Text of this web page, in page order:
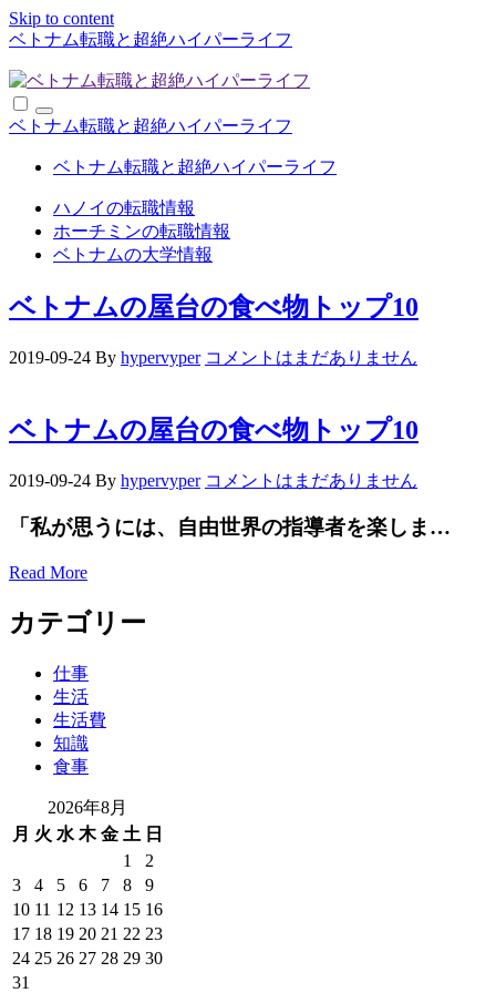
Skip to content
ベトナム転職と超絶ハイパーライフ
ベトナム転職と超絶ハイパーライフ
ベトナム転職と超絶ハイパーライフ
ハノイの転職情報
ホーチミンの転職情報
ベトナムの大学情報
ベトナムの屋台の食べ物トップ10
2019-09-24 By hypervyper コメントはまだありません
ベトナムの屋台の食べ物トップ10
2019-09-24 By hypervyper コメントはまだありません
「私が思うには、自由世界の指導者を楽しま…
Read More
カテゴリー
仕事
生活
生活費
知識
食事
2026年8月
月 火 水 木 金 土 日
1
2
3
4 5 6 7 8
9
10 11 12 13 14 15 16
17 18 19 20 21 22 23
24 25 26 27 28 29 30
31